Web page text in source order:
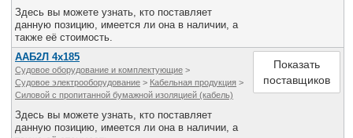
Здесь вы можете узнать, кто поставляет
данную позицию, имеется ли она в наличии, а
также её стоимость.
ААБ2Л 4х185
Судовое оборудование и комплектующие >
Судовое электрооборудование > Кабельная продукция >
Силовой с пропитанной бумажной изоляцией (кабель)
Здесь вы можете узнать, кто поставляет
данную позицию, имеется ли она в наличии, а
Показать
поставщиков